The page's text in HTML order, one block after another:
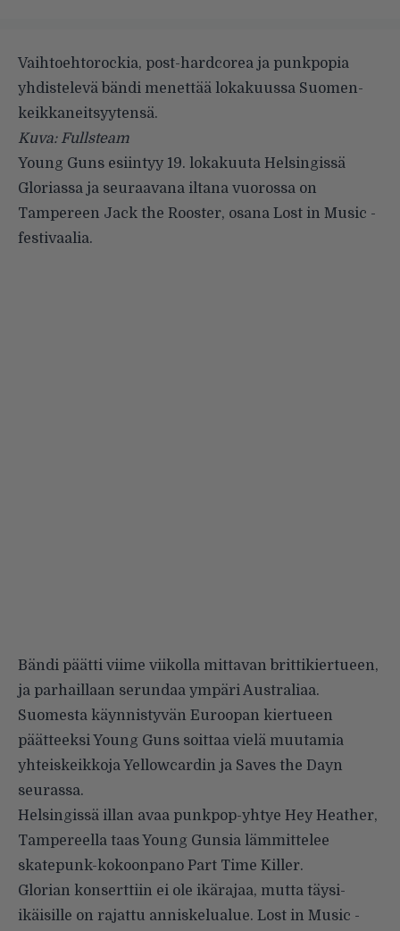
Vaihtoehtorockia, post-hardcorea ja punkpopia
yhdistelevä bändi menettää lokakuussa Suomen-
keikkaneitsyytensä.
Kuva: Fullsteam
Young Guns esiintyy 19. lokakuuta Helsingissä
Gloriassa ja seuraavana iltana vuorossa on
Tampereen Jack the Rooster, osana Lost in Music -
festivaalia.
Bändi päätti viime viikolla mittavan brittikiertueen,
ja parhaillaan serundaa ympäri Australiaa.
Suomesta käynnistyvän Euroopan kiertueen
päätteeksi Young Guns soittaa vielä muutamia
yhteiskeikkoja Yellowcardin ja Saves the Dayn
seurassa.
Helsingissä illan avaa punkpop-yhtye Hey Heather,
Tampereella taas Young Gunsia lämmittelee
skatepunk-kokoonpano Part Time Killer.
Glorian konserttiin ei ole ikärajaa, mutta täysi-
ikäisille on rajattu anniskelualue. Lost in Music -